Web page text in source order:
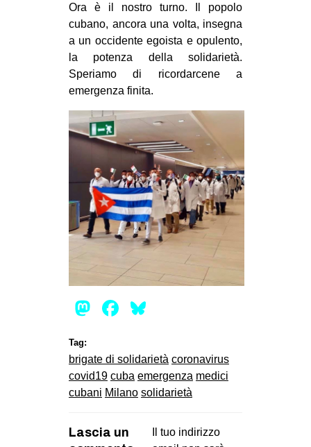
ESTREMO ORIENTE
EUROPA
MEDIO ORIENTE
MONDO
EVENTI
in
Fb
tw
bsky
ms
Ora è il nostro turno. Il popolo
cubano, ancora una volta, insegna
a un occidente egoista e opulento,
la potenza della solidarietà.
Speriamo di ricordarcene a
emergenza finita.
Mastodon
Facebook
Tag:
brigate di solidarietà coronavirus
covid19 cuba emergenza medici
cubani Milano solidarietà
Lascia un
Il tuo indirizzo